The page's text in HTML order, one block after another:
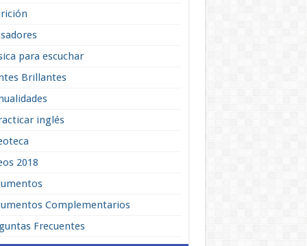
para escuchar
Brillantes
inglés
2018
Complementarios
Frecuentes